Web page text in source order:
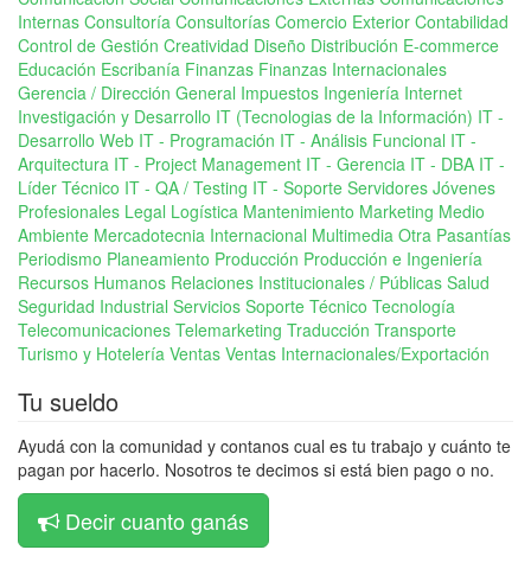
Internas Consultoría Consultorías Comercio Exterior Contabilidad
Control de Gestión Creatividad Diseño Distribución E-commerce
Educación Escribanía Finanzas Finanzas Internacionales
Gerencia / Dirección General Impuestos Ingeniería Internet
Investigación y Desarrollo IT (Tecnologias de la Información) IT -
Desarrollo Web IT - Programación IT - Análisis Funcional IT -
Arquitectura IT - Project Management IT - Gerencia IT - DBA IT -
Líder Técnico IT - QA / Testing IT - Soporte Servidores Jóvenes
Profesionales Legal Logística Mantenimiento Marketing Medio
Ambiente Mercadotecnia Internacional Multimedia Otra Pasantías
Periodismo Planeamiento Producción Producción e Ingeniería
Recursos Humanos Relaciones Institucionales / Públicas Salud
Seguridad Industrial Servicios Soporte Técnico Tecnología
Telecomunicaciones Telemarketing Traducción Transporte
Turismo y Hotelería Ventas Ventas Internacionales/Exportación
Tu sueldo
Ayudá con la comunidad y contanos cual es tu trabajo y cuánto te
pagan por hacerlo. Nosotros te decimos si está bien pago o no.
Decir cuanto ganás